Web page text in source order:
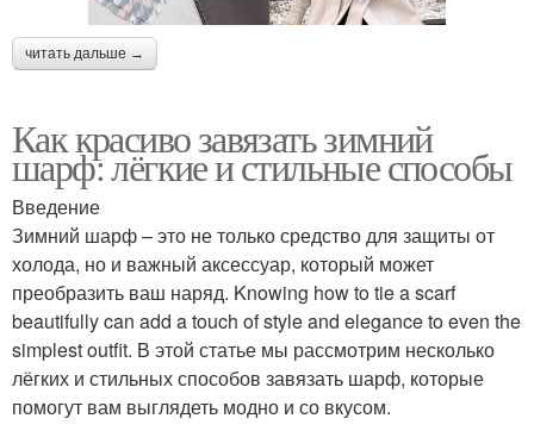
читать дальше →
Как красиво завязать зимний
шарф: лёгкие и стильные способы
Введение
Зимний шарф – это не только средство для защиты от
холода, но и важный аксессуар, который может
преобразить ваш наряд. Knowing how to tie a scarf
beautifully can add a touch of style and elegance to even the
simplest outfit. В этой статье мы рассмотрим несколько
лёгких и стильных способов завязать шарф, которые
помогут вам выглядеть модно и со вкусом.